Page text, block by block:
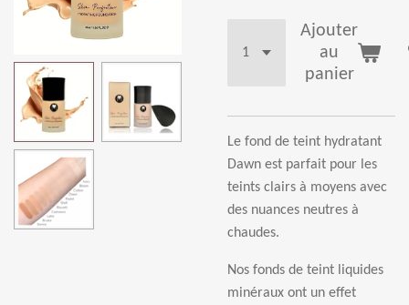
Ajouter
au
panier
Le fond de teint hydratant
Dawn est parfait pour les
teints clairs à moyens avec
des nuances neutres à
chaudes.
Nos fonds de teint liquides
minéraux ont un effet